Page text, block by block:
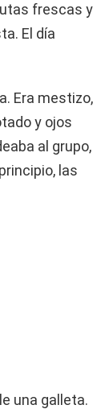
frescas y
El día
Era mestizo,
y ojos
al grupo,
las
una galleta.